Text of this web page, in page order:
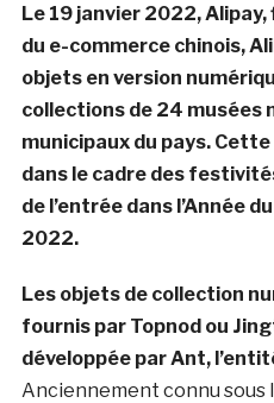
Le 19 janvier 2022,
du e-commerce chinois,
objets en version
collections de 24 musées
municipaux du pays.
dans le cadre des
de l’entrée dans l’Année
2022.
Les objets de collection
fournis par Topnod ou
développée par Ant,
Anciennement connu sous